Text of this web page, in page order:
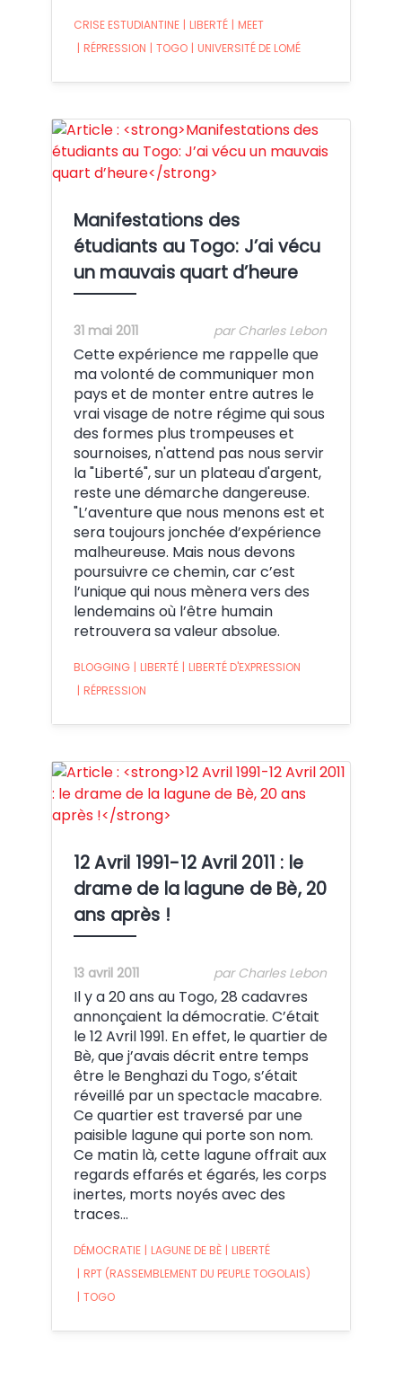
CRISE ESTUDIANTINE | LIBERTÉ | MEET
| RÉPRESSION | TOGO | UNIVERSITÉ DE LOMÉ
Manifestations des
étudiants au Togo: J’ai vécu
un mauvais quart d’heure
31 mai 2011 par Charles Lebon
Cette expérience me rappelle que
ma volonté de communiquer mon
pays et de monter entre autres le
vrai visage de notre régime qui sous
des formes plus trompeuses et
sournoises, n'attend pas nous servir
la "Liberté", sur un plateau d'argent,
reste une démarche dangereuse.
"L’aventure que nous menons est et
sera toujours jonchée d’expérience
malheureuse. Mais nous devons
poursuivre ce chemin, car c’est
l’unique qui nous mènera vers des
lendemains où l’être humain
retrouvera sa valeur absolue.
BLOGGING | LIBERTÉ | LIBERTÉ D'EXPRESSION
| RÉPRESSION
12 Avril 1991-12 Avril 2011 : le
drame de la lagune de Bè, 20
ans après !
13 avril 2011 par Charles Lebon
Il y a 20 ans au Togo, 28 cadavres
annonçaient la démocratie. C’était
le 12 Avril 1991. En effet, le quartier de
Bè, que j’avais décrit entre temps
être le Benghazi du Togo, s’était
réveillé par un spectacle macabre.
Ce quartier est traversé par une
paisible lagune qui porte son nom.
Ce matin là, cette lagune offrait aux
regards effarés et égarés, les corps
inertes, morts noyés avec des
traces…
DÉMOCRATIE | LAGUNE DE BÈ | LIBERTÉ
| RPT (RASSEMBLEMENT DU PEUPLE TOGOLAIS)
| TOGO